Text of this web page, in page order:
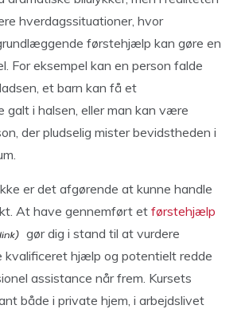
hverdagssituationer, hvor
førstehjælp kan gøre en
For eksempel kan en person falde
et barn kan få et
galt i halsen, eller man kan være
der pludselig mister bevidstheden i
er det afgørende at kunne handle
At have gennemført etførstehjælp
gør dig i stand til at vurdere
kvalificeret hjælp og potentielt redde
assistance når frem. Kursets
både i private hjem, i arbejdslivet